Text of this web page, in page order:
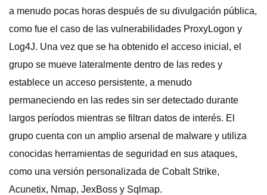
a menudo pocas horas después de su divulgación pública,
como fue el caso de las vulnerabilidades ProxyLogon y
Log4J. Una vez que se ha obtenido el acceso inicial, el
grupo se mueve lateralmente dentro de las redes y
establece un acceso persistente, a menudo
permaneciendo en las redes sin ser detectado durante
largos períodos mientras se filtran datos de interés. El
grupo cuenta con un amplio arsenal de malware y utiliza
conocidas herramientas de seguridad en sus ataques,
como una versión personalizada de Cobalt Strike,
Acunetix, Nmap, JexBoss y Sqlmap.